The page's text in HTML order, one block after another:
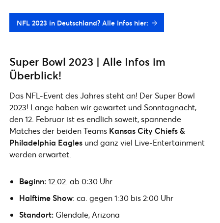
NFL 2023 in Deutschland? Alle Infos hier:
Super Bowl 2023 | Alle Infos im
Überblick!
Das NFL-Event des Jahres steht an! Der Super Bowl
2023! Lange haben wir gewartet und Sonntagnacht,
den 12. Februar ist es endlich soweit, spannende
Matches der beiden Teams Kansas City Chiefs &
Philadelphia Eagles und ganz viel Live-Entertainment
werden erwartet.
Beginn:12.02. ab 0:30 Uhr
Halftime Show: ca. gegen 1:30 bis 2:00 Uhr
Standort: Glendale, Arizona